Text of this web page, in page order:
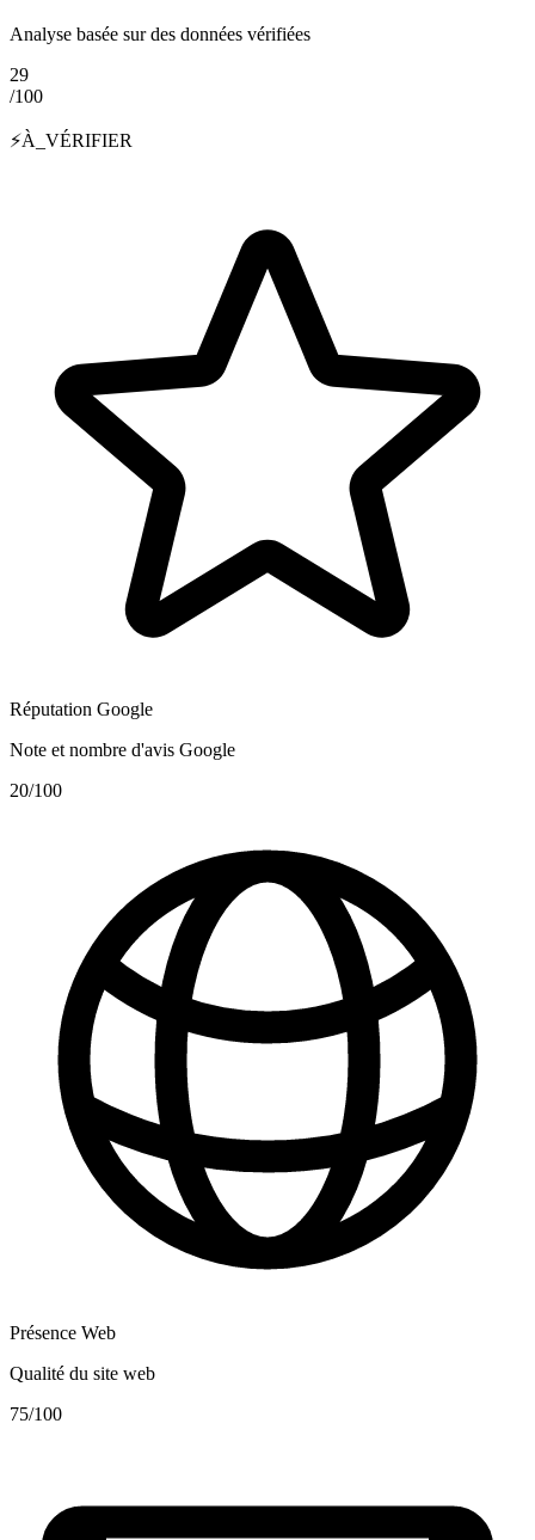
Analyse basée sur des données vérifiées
29
/100
⚡À_VÉRIFIER
Réputation Google
Note et nombre d'avis Google
20/100
Présence Web
Qualité du site web
75/100